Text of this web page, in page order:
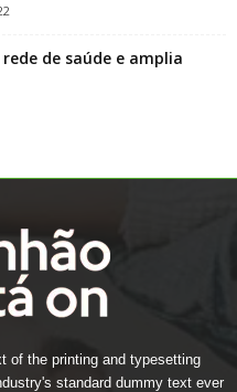
de saúde e amplia
of the printing and typesetting
standard dummy text ever